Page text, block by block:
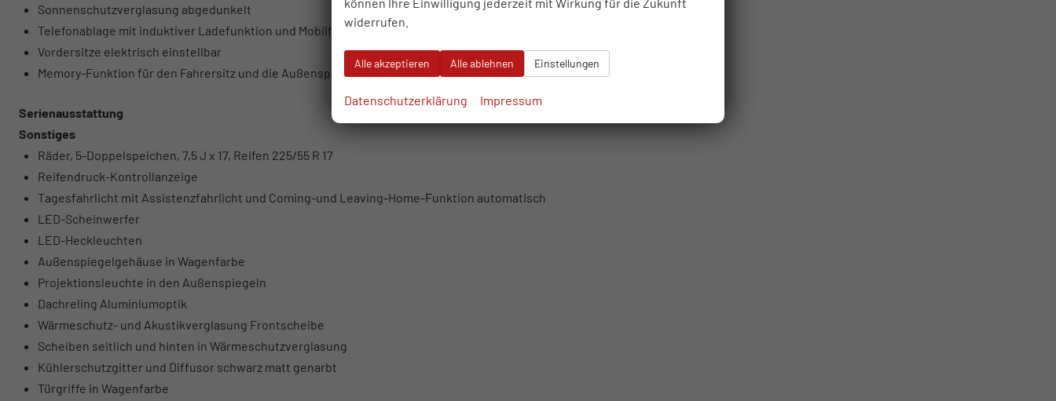
Sonnenschutzverglasung abgedunkelt
Telefonablage mit induktiver Ladefunktion und MobilfunkKoppelantenne
Vordersitze elektrisch einstellbar
Memory-Funktion für den Fahrersitz und die Außenspiegel
Serienausstattung
Sonstiges
Räder, 5-Doppelspeichen, 7,5 J x 17, Reifen 225/55 R 17
Reifendruck-Kontrollanzeige
Tagesfahrlicht mit Assistenzfahrlicht und Coming-und Leaving-Home-Funktion automatisch
LED-Scheinwerfer
LED-Heckleuchten
Außenspiegelgehäuse in Wagenfarbe
Projektionsleuchte in den Außenspiegeln
Dachreling Aluminiumoptik
Wärmeschutz- und Akustikverglasung Frontscheibe
Scheiben seitlich und hinten in Wärmeschutzverglasung
Kühlerschutzgitter und Diffusor schwarz matt genarbt
Türgriffe in Wagenfarbe
widerrufen.
Alle akzeptieren Alle ablehnen Einstellungen
Datenschutzerklärung Impressum